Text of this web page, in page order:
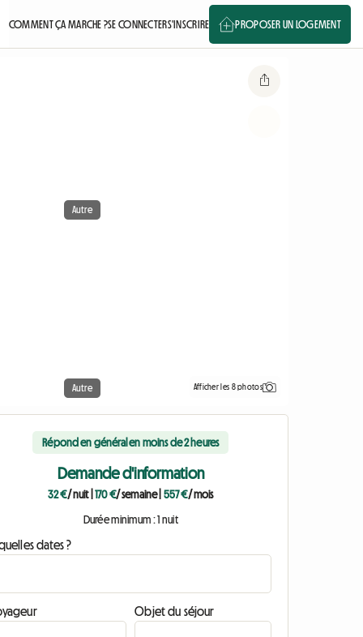
COMMENT ÇA MARCHE ?SE CONNECTERS'INSCRIRE PROPOSER UN LOGEMENT
Autre
Autre Afficher les 8 photos
Répond en général en moins de 2 heures
Demande d'information
32 €/ nuit|170 €/ semaine| 557 €/ mois
Durée minimum : 1 nuit
dates ?
Objet du séjour